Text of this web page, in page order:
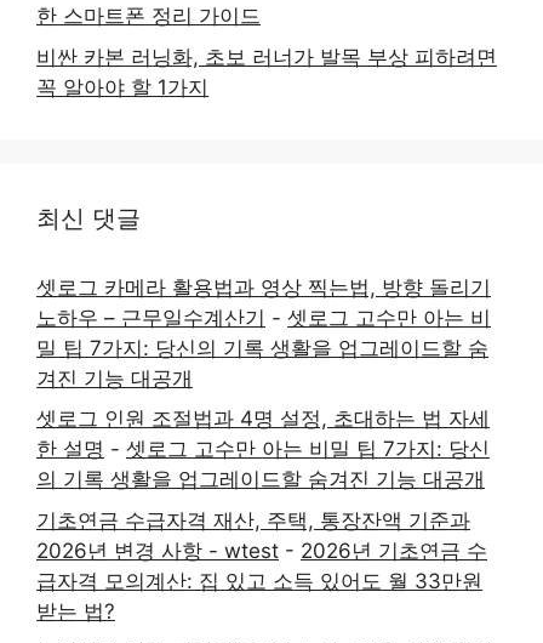
한 스마트폰 정리 가이드
비싼 카본 러닝화, 초보 러너가 발목 부상 피하려면
꼭 알아야 할 1가지
최신 댓글
셋로그 카메라 활용법과 영상 찍는법, 방향 돌리기
노하우 – 근무일수계산기 - 셋로그 고수만 아는 비
밀 팁 7가지: 당신의 기록 생활을 업그레이드할 숨
겨진 기능 대공개
셋로그 인원 조절법과 4명 설정, 초대하는 법 자세
한 설명 - 셋로그 고수만 아는 비밀 팁 7가지: 당신
의 기록 생활을 업그레이드할 숨겨진 기능 대공개
기초연금 수급자격 재산, 주택, 통장잔액 기준과
2026년 변경 사항 - wtest - 2026년 기초연금 수
급자격 모의계산: 집 있고 소득 있어도 월 33만원
받는 법?